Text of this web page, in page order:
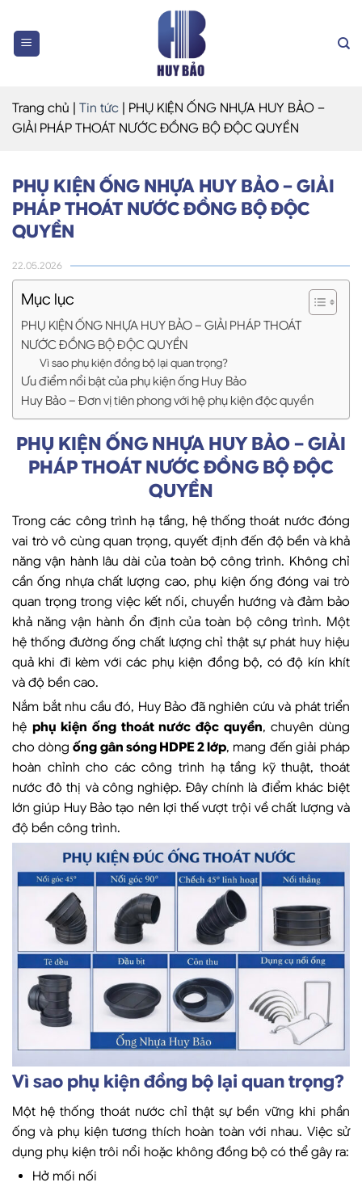
content
Trang chủ Tin tức
PHỤ KIỆN ỐNG NHỰA HUY BẢO –
GIẢI PHÁP THOÁT NƯỚC ĐỒNG BỘ ĐỘC QUYỀN
PHỤ KIỆN ỐNG NHỰA HUY BẢO – GIẢI
PHÁP THOÁT NƯỚC ĐỒNG BỘ ĐỘC
QUYỀN
22.05.2026
Mục lục
PHỤ KIỆN ỐNG NHỰA HUY BẢO – GIẢI PHÁP THOÁT
NƯỚC ĐỒNG BỘ ĐỘC QUYỀN
Vì sao phụ kiện đồng bộ lại quan trọng?
Ưu điểm nổi bật của phụ kiện ống Huy Bảo
Huy Bảo – Đơn vị tiên phong với hệ phụ kiện độc quyền
PHỤ KIỆN ỐNG NHỰA HUY BẢO – GIẢI
PHÁP THOÁT NƯỚC ĐỒNG BỘ ĐỘC
QUYỀN
Trong các công trình hạ tầng, hệ thống thoát nước đóng
vai trò vô cùng quan trọng, quyết định đến độ bền và khả
năng vận hành lâu dài của toàn bộ công trình. Không chỉ
cần ống nhựa chất lượng cao, phụ kiện ống đóng vai trò
quan trọng trong việc kết nối, chuyển hướng và đảm bảo
khả năng vận hành ổn định của toàn bộ công trình. Một
hệ thống đường ống chất lượng chỉ thật sự phát huy hiệu
quả khi đi kèm với các phụ kiện đồng bộ, có độ kín khít
và độ bền cao.
Nắm bắt nhu cầu đó, Huy Bảo đã nghiên cứu và phát triển
hệ phụ kiện ống thoát nước độc quyền, chuyên dùng
cho dòngống gân sóng HDPE 2 lớp, mang đến giải pháp
hoàn chỉnh cho các công trình hạ tầng kỹ thuật, thoát
nước đô thị và công nghiệp. Đây chính là điểm khác biệt
lớn giúp Huy Bảo tạo nên lợi thế vượt trội về chất lượng và
độ bền công trình.
Vì sao phụ kiện đồng bộ lại quan trọng?
Một hệ thống thoát nước chỉ thật sự bền vững khi phần
ống và phụ kiện tương thích hoàn toàn với nhau. Việc sử
dụng phụ kiện trôi nổi hoặc không đồng bộ có thể gây ra:
Hở mối nối